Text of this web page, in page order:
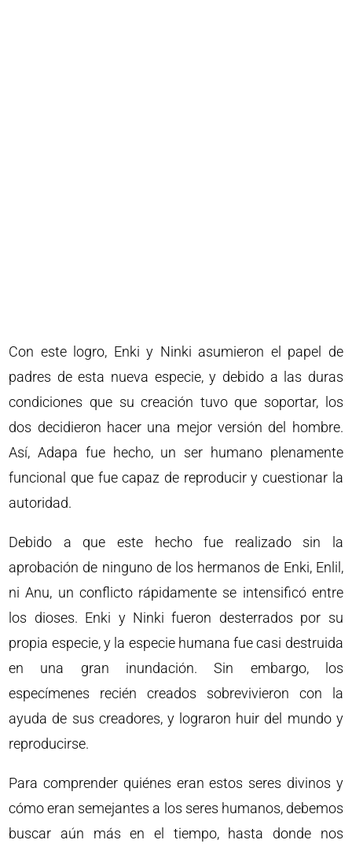
Con este logro, Enki y Ninki asumieron el papel de
padres de esta nueva especie, y debido a las duras
condiciones que su creación tuvo que soportar, los
dos decidieron hacer una mejor versión del hombre.
Así, Adapa fue hecho, un ser humano plenamente
funcional que fue capaz de reproducir y cuestionar la
autoridad.
Debido a que este hecho fue realizado sin la
aprobación de ninguno de los hermanos de Enki, Enlil,
ni Anu, un conflicto rápidamente se intensificó entre
los dioses. Enki y Ninki fueron desterrados por su
propia especie, y la especie humana fue casi destruida
en una gran inundación. Sin embargo, los
especímenes recién creados sobrevivieron con la
ayuda de sus creadores, y lograron huir del mundo y
reproducirse.
Para comprender quiénes eran estos seres divinos y
cómo eran semejantes a los seres humanos, debemos
buscar aún más en el tiempo, hasta donde nos